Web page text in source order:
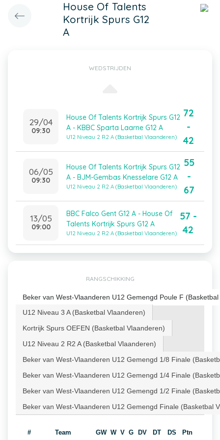
House Of Talents
Kortrijk Spurs G12
A
WEDSTRIJDEN
29/04
09:30
House Of Talents Kortrijk Spurs G12
A - KBBC Sparta Laarne G12 A
U12 Niveau 2 R2 A (Basketbal Vlaanderen)
72
-
42
06/05
09:30
House Of Talents Kortrijk Spurs G12
A - BJM-Gembas Knesselare G12 A
U12 Niveau 2 R2 A (Basketbal Vlaanderen)
55
-
67
13/05
09:00
BBC Falco Gent G12 A - House Of
Talents Kortrijk Spurs G12 A
U12 Niveau 2 R2 A (Basketbal Vlaanderen)
57 -
42
RANGSCHIKKING
Beker van West-Vlaanderen U12 Gemengd Poule F
U12 Niveau 3 A (Basketbal Vlaanderen)
Kortrijk Spurs OEFEN (Basketbal Vlaanderen)
U12 Niveau 2 R2 A (Basketbal Vlaanderen)
Beker van West-Vlaanderen U12 Gemengd 1/8 Finale
Beker van West-Vlaanderen U12 Gemengd 1/4 Finale
Beker van West-Vlaanderen U12 Gemengd 1/2 Finale
Beker van West-Vlaanderen U12 Gemengd Finale (Basketbal
# Team GW W V G DV DT DS Ptn